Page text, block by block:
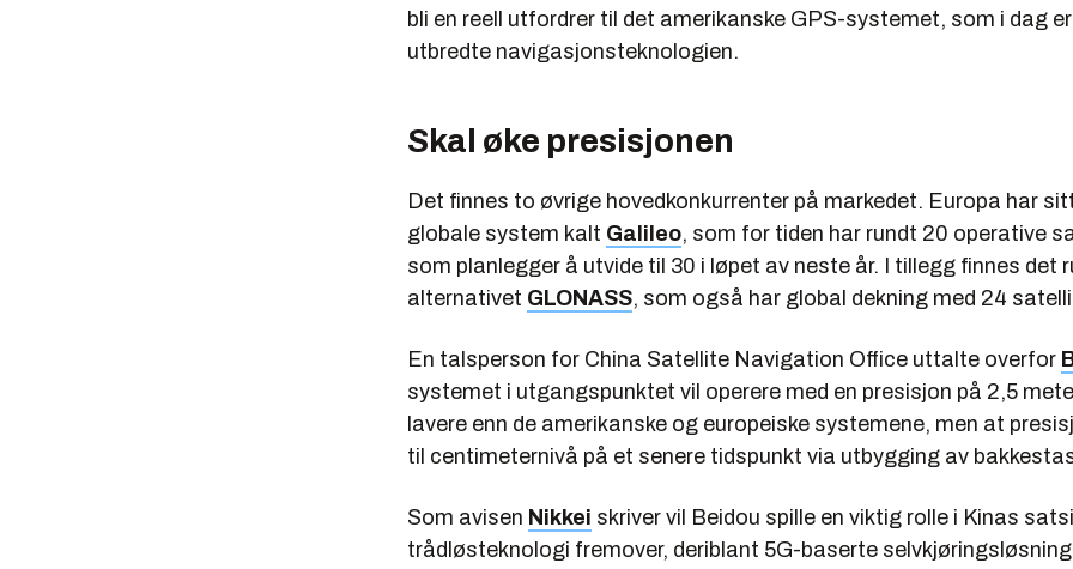
bli en reell utfordrer til det amerikanske GPS-systemet, som i dag
utbredte navigasjonsteknologien.
Skal øke presisjonen
Det finnes to øvrige hovedkonkurrenter på markedet. Europa har
globale system kalt Galileo, som for tiden har rundt 20 operative
som planlegger å utvide til 30 i løpet av neste år. I tillegg finnes det
alternativet GLONASS, som også har global dekning med 24
En talsperson for China Satellite Navigation Office uttalte overfor
systemet i utgangspunktet vil operere med en presisjon på 2,5
lavere enn de amerikanske og europeiske systemene, men at
til centimeternivå på et senere tidspunkt via utbygging av
Som avisen Nikkei skriver vil Beidou spille en viktig rolle i Kinas
trådløsteknologi fremover, deriblant 5G-baserte